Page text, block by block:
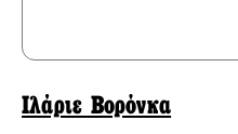
Ιλάριε Βορόνκα